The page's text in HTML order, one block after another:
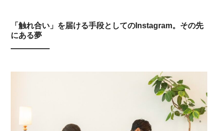
「触れ合い」を届ける手段としてのInstagram。その先
にある夢